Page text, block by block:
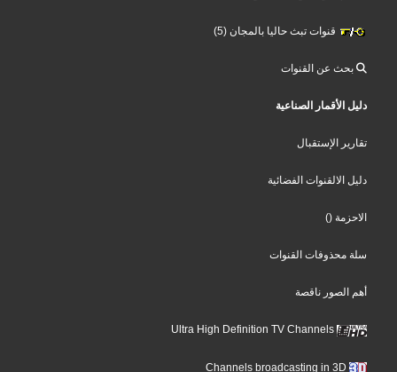
قنوات تبث حاليا بالمجان (5)
بحث عن القنوات
دليل الأقمار الصناعية
تقارير الإستقبال
دليل الالقنوات الفضائية
الاحزمة ()
سلة محذوفات القنوات
أهم الصور ناقصة
Ultra High Definition TV Channels